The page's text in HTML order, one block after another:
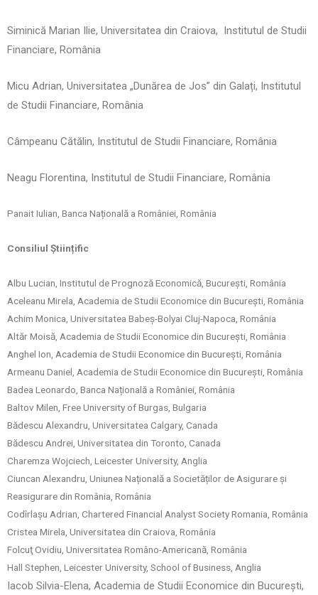
Siminică Marian Ilie, Universitatea din Craiova, Institutul de Studii
Financiare, România
Micu Adrian, Universitatea „Dunărea de Jos” din Galați, Institutul
de Studii Financiare, România
Câmpeanu Cătălin, Institutul de Studii Financiare, România
Neagu Florentina, Institutul de Studii Financiare, România
Panait Iulian, Banca Națională a României, România
Consiliul Științific
Albu Lucian, Institutul de Prognoză Economică, București, România
Aceleanu Mirela, Academia de Studii Economice din București, România
Achim Monica, Universitatea Babeș-Bolyai Cluj-Napoca, România
Altăr Moisă, Academia de Studii Economice din București, România
Anghel Ion, Academia de Studii Economice din București, România
Armeanu Daniel, Academia de Studii Economice din București, România
Badea Leonardo, Banca Națională a României, România
Baltov Milen, Free University of Burgas, Bulgaria
Bădescu Alexandru, Universitatea Calgary, Canada
Bădescu Andrei, Universitatea din Toronto, Canada
Charemza Wojciech, Leicester University, Anglia
Ciuncan Alexandru, Uniunea Națională a Societăților de Asigurare și
Reasigurare din România, România
Codîrlașu Adrian, Chartered Financial Analyst Society Romania, România
Cristea Mirela, Universitatea din Craiova, România
Folcuţ Ovidiu, Universitatea Româno-Americană, România
Hall Stephen, Leicester University, School of Business, Anglia
Iacob Silvia-Elena, Academia de Studii Economice din București,